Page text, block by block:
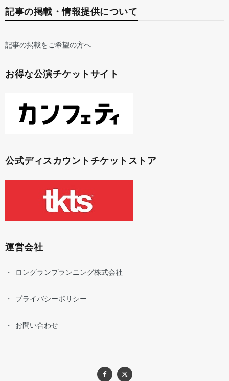
記事の掲載・情報提供について
記事の掲載をご希望の方へ
お得な公演チケットサイト
公式ディスカウントチケットストア
運営会社
ロングランプランニング株式会社
プライバシーポリシー
お問い合わせ